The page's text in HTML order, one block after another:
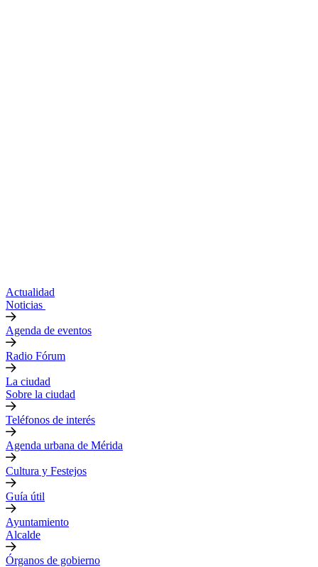
Actualidad
Noticias
Agenda de eventos
Radio Fórum
La ciudad
Sobre la ciudad
Teléfonos de interés
Agenda urbana de Mérida
Cultura y Festejos
Guía útil
Ayuntamiento
Alcalde
Órganos de gobierno